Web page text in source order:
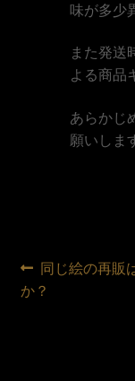
味が多少
また発送
よる商品
あらかじ
願いしま
글
내
이
전
同じ絵の再販
か？